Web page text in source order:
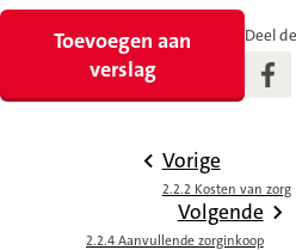
Toevoegen aan
verslag
Deel
Volgende
2.2.4 Aanvullende zorginkoop
Vorige
2.2.2 Kosten van zorg